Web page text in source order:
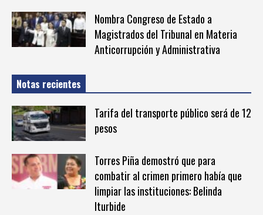
Nombra Congreso de Estado a
Magistrados del Tribunal en Materia
Anticorrupción y Administrativa
Notas recientes
Tarifa del transporte público será de 12
pesos
Torres Piña demostró que para
combatir al crimen primero había que
limpiar las instituciones: Belinda
Iturbide